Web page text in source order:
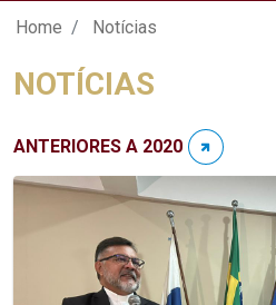
Notícias - Unicap
Home Notícias
NOTÍCIAS
ANTERIORES A 2020